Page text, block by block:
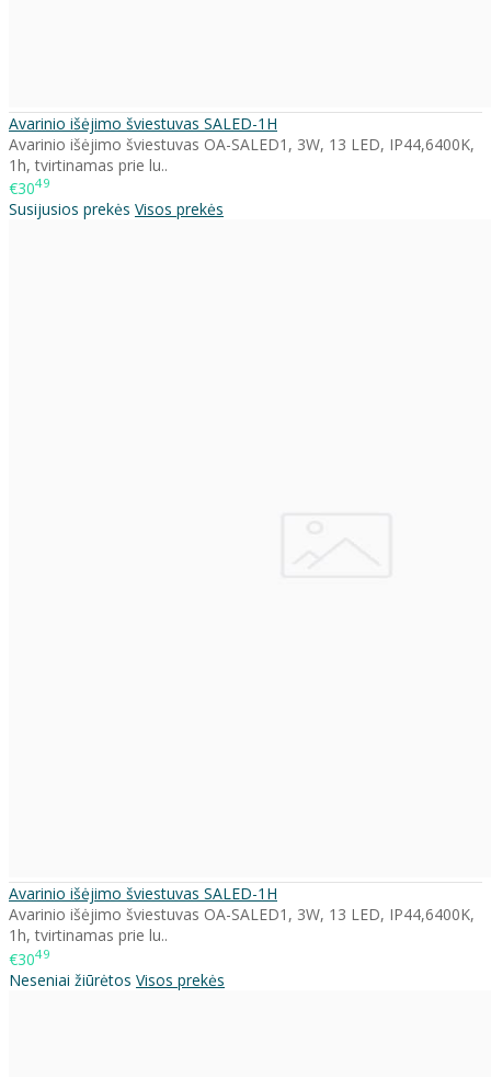
Avarinio išėjimo šviestuvas SALED-1H
Avarinio išėjimo šviestuvas OA-SALED1, 3W, 13 LED, IP44,6400K,
1h, tvirtinamas prie lu..
€3049
Susijusios prekės Visos prekės
Avarinio išėjimo šviestuvas SALED-1H
Avarinio išėjimo šviestuvas OA-SALED1, 3W, 13 LED, IP44,6400K,
1h, tvirtinamas prie lu..
€3049
Neseniai žiūrėtos Visos prekės